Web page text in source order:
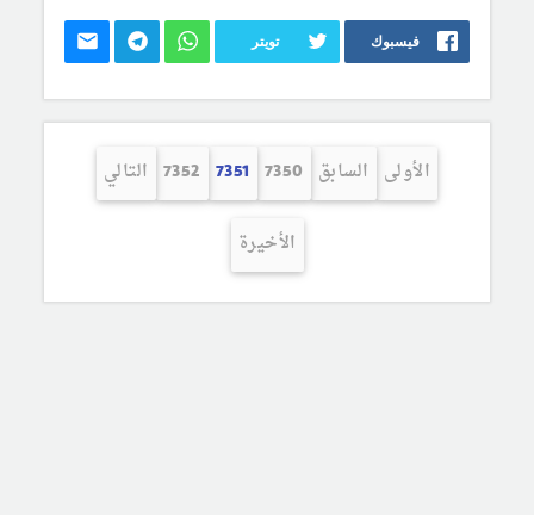
فيسبوك تويتر
الأولى السابق 7350
7351
7352 التالي
الأخيرة